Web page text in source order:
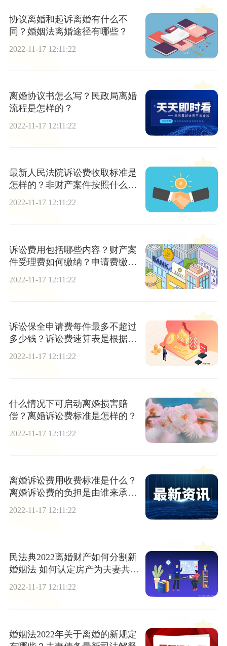
协议离婚和起诉离婚有什么不
同？婚姻法离婚途径有哪些？
2022-11-17 12:11:22
离婚协议书怎么写？民政局离婚
流程是怎样的？
2022-11-17 12:11:22
最新人民法院诉讼费收取标准是
怎样的？非财产案件按照什么标
准缴纳？
2022-11-17 12:11:22
诉讼费用包括哪些内容？财产案
件受理费如何缴纳？申请费缴纳
2022-11-17 12:11:22
诉讼保全申请费每件最多不超过
多少钱？诉讼费速算表是根据什
么确定的？
2022-11-17 12:11:22
什么情况下可启动离婚损害赔
偿？离婚诉讼费标准是怎样的？
2022-11-17 12:11:22
离婚诉讼费用收费标准是什么？
离婚诉讼费的负担是由谁来承
2022-11-17 12:11:22
民法典2022离婚财产如何分割新
婚姻法 如何认定房产为夫妻共同
财产？
2022-11-17 12:11:22
婚姻法2022年关于离婚的新规定